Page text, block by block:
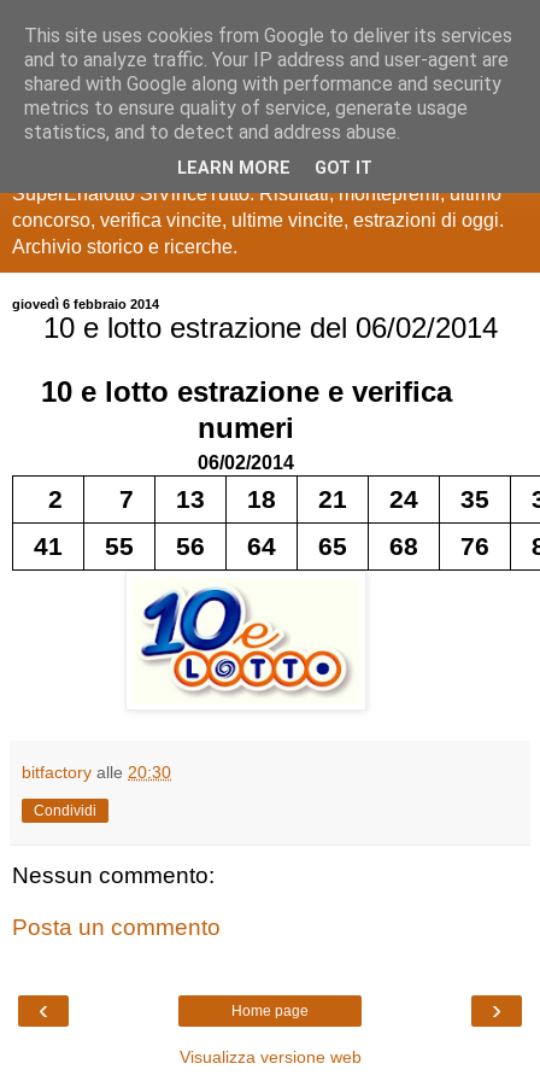
Estrazioni Lotto
SuperEnalotto
Ultime estrazioni di Lotto, SuperEnalotto, 10 e lotto,
SuperEnalotto SiVinceTutto. Risultati, montepremi, ultimo
concorso, verifica vincite, ultime vincite, estrazioni di oggi.
Archivio storico e ricerche.
giovedì 6 febbraio 2014
10 e lotto estrazione del 06/02/2014
10 e lotto estrazione e verifica
numeri
06/02/2014
2 7 13 18 21 24 35
41
55 56 64 65 68 76
bitfactory alle 20:30
Condividi
Nessun commento:
Posta un commento
‹ ›
Home page
Visualizza versione web
This site uses cookies from Google to deliver its services
and to analyze traffic. Your IP address and user-agent are
shared with Google along with performance and security
metrics to ensure quality of service, generate usage
statistics, and to detect and address abuse.
LEARN MORE GOT IT